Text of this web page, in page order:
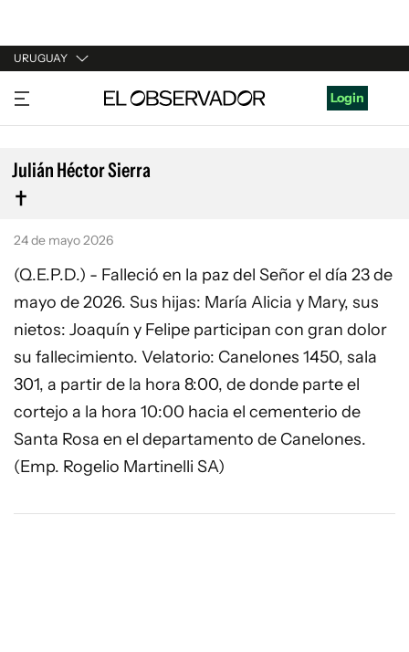
URUGUAY
URUGUAY
ARGENTINA
ESPAÑA
ESTADOS UNIDOS
Login
Julián Héctor Sierra
24 de mayo 2026
(Q.E.P.D.) - Falleció en la paz del Señor el día 23 de
mayo de 2026. Sus hijas: María Alicia y Mary, sus
nietos: Joaquín y Felipe participan con gran dolor
su fallecimiento. Velatorio: Canelones 1450, sala
301, a partir de la hora 8:00, de donde parte el
cortejo a la hora 10:00 hacia el cementerio de
Santa Rosa en el departamento de Canelones.
(Emp. Rogelio Martinelli SA)